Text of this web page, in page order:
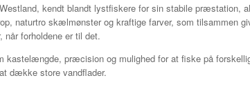
kendt blandt lystfiskere for sin stabile
naturtro skælmønster og kraftige farver, som tilsammen
forholdene er til det.
kastelængde, præcision og mulighed for at fiske på
dække store vandflader.